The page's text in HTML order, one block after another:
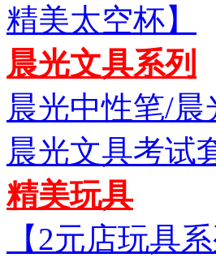
精美太空杯】
晨光文具系列
晨光中性笔/晨
晨光文具考试
精美玩具
【2元店玩具系